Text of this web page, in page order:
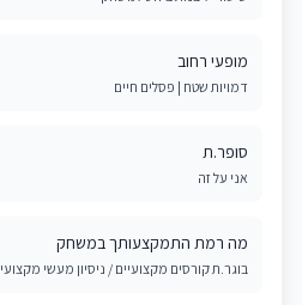
מופעי רחוב
דמויות שטח | פסלים חיים
סופר.ת
אני על זה
מה רמת התמקצעותך במשחק
בוגר.ת קורסים מקצועיים / ניסיון מעשי מקצועי